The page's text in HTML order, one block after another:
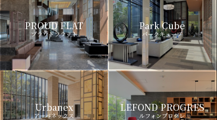
PROUD FLAT
プラウドフラット
Park Cube
パークキューブ
Urbanex
アーバネックス
LEFOND PROGRES
ルフォンプログレ